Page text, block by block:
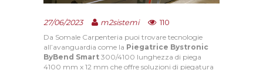
27/06/2023 m2sistemi 110
Da Somale Carpenteria puoi trovare tecnologie
all’avanguardia come la Piegatrice Bystronic
ByBend Smart 300/4100 lunghezza di piega
4100 mm x 12 mm che offre soluzioni di piegatura